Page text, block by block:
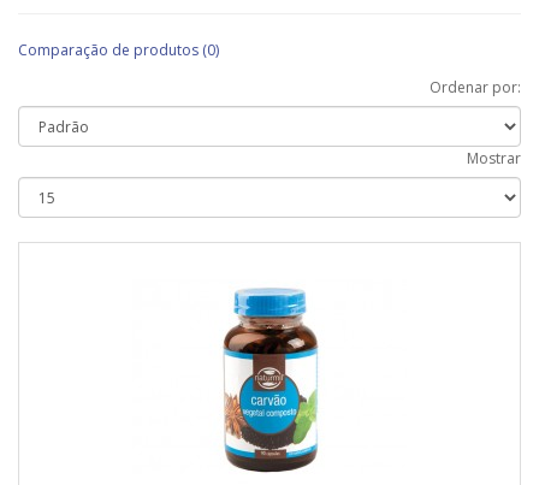
Comparação de produtos (0)
Ordenar por:
Mostrar